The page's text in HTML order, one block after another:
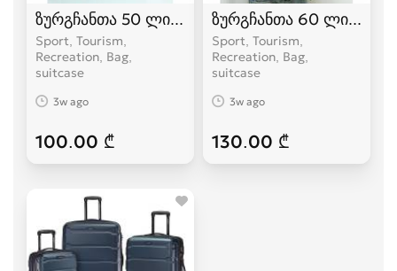
ზურგჩანთა 50 ლიტრიანი The North Face
Sport, Tourism,
Recreation, Bag,
suitcase
3w ago
100.00 ₾
ზურგჩანთა 60
Sport, Tourism,
Recreation, Bag,
suitcase
3w ago
130.00 ₾